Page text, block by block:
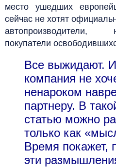
место ушедших
сейчас не хотят
покупатели
Все выжидают.
компания не
ненароком
партнеру. В
статью можно
только как
Время покажет,
эти